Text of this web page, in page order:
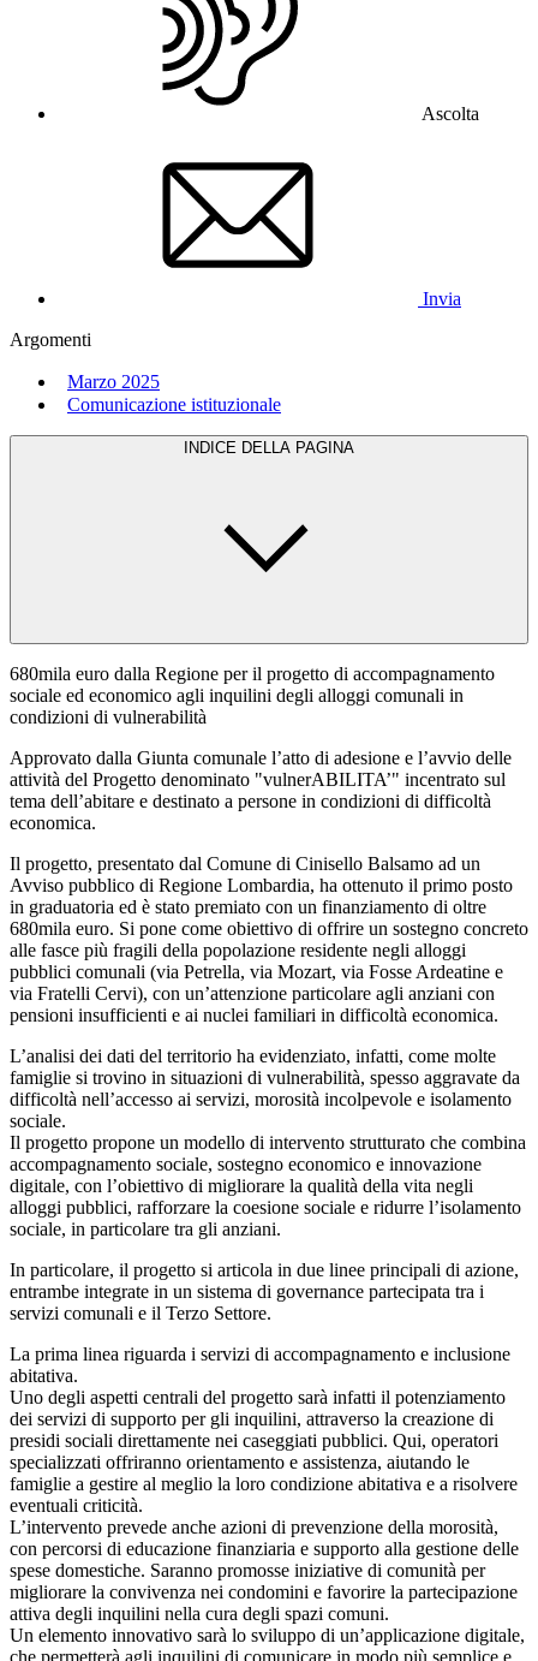
Ascolta
Invia
Argomenti
Marzo 2025
Comunicazione istituzionale
INDICE DELLA PAGINA
680mila euro dalla Regione per il progetto di accompagnamento
sociale ed economico agli inquilini degli alloggi comunali in
condizioni di vulnerabilità
Approvato dalla Giunta comunale l’atto di adesione e l’avvio delle
attività del Progetto denominato "vulnerABILITA’" incentrato sul
tema dell’abitare e destinato a persone in condizioni di difficoltà
economica.
Il progetto, presentato dal Comune di Cinisello Balsamo ad un
Avviso pubblico di Regione Lombardia, ha ottenuto il primo posto
in graduatoria ed è stato premiato con un finanziamento di oltre
680mila euro. Si pone come obiettivo di offrire un sostegno concreto
alle fasce più fragili della popolazione residente negli alloggi
pubblici comunali (via Petrella, via Mozart, via Fosse Ardeatine e
via Fratelli Cervi), con un’attenzione particolare agli anziani con
pensioni insufficienti e ai nuclei familiari in difficoltà economica.
L’analisi dei dati del territorio ha evidenziato, infatti, come molte
famiglie si trovino in situazioni di vulnerabilità, spesso aggravate da
difficoltà nell’accesso ai servizi, morosità incolpevole e isolamento
sociale.
Il progetto propone un modello di intervento strutturato che combina
accompagnamento sociale, sostegno economico e innovazione
digitale, con l’obiettivo di migliorare la qualità della vita negli
alloggi pubblici, rafforzare la coesione sociale e ridurre l’isolamento
sociale, in particolare tra gli anziani.
In particolare, il progetto si articola in due linee principali di azione,
entrambe integrate in un sistema di governance partecipata tra i
servizi comunali e il Terzo Settore.
La prima linea riguarda i servizi di accompagnamento e inclusione
abitativa.
Uno degli aspetti centrali del progetto sarà infatti il potenziamento
dei servizi di supporto per gli inquilini, attraverso la creazione di
presidi sociali direttamente nei caseggiati pubblici. Qui, operatori
specializzati offriranno orientamento e assistenza, aiutando le
famiglie a gestire al meglio la loro condizione abitativa e a risolvere
eventuali criticità.
L’intervento prevede anche azioni di prevenzione della morosità,
con percorsi di educazione finanziaria e supporto alla gestione delle
spese domestiche. Saranno promosse iniziative di comunità per
migliorare la convivenza nei condomini e favorire la partecipazione
attiva degli inquilini nella cura degli spazi comuni.
Un elemento innovativo sarà lo sviluppo di un’applicazione digitale,
che permetterà agli inquilini di comunicare in modo più semplice e